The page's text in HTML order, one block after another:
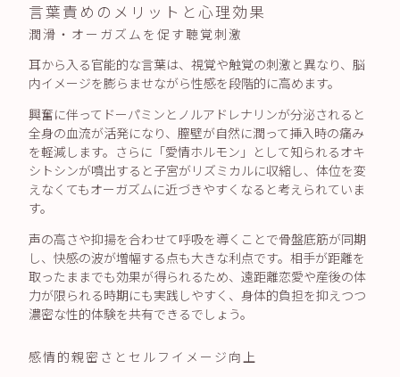
言葉責めのメリットと心理効果
潤滑・オーガズムを促す聴覚刺激
耳から入る官能的な言葉は、視覚や触覚の刺激と異なり、脳
内イメージを膨らませながら性感を段階的に高めます。
興奮に伴ってドーパミンとノルアドレナリンが分泌されると
全身の血流が活発になり、膣壁が自然に潤って挿入時の痛み
を軽減します。さらに「愛情ホルモン」として知られるオキ
シトシンが噴出すると子宮がリズミカルに収縮し、体位を変
えなくてもオーガズムに近づきやすくなると考えられていま
す。
声の高さや抑揚を合わせて呼吸を導くことで骨盤底筋が同期
し、快感の波が増幅する点も大きな利点です。相手が距離を
取ったままでも効果が得られるため、遠距離恋愛や産後の体
力が限られる時期にも実践しやすく、身体的負担を抑えつつ
濃密な性的体験を共有できるでしょう。
感情的親密さとセルフイメージ向上